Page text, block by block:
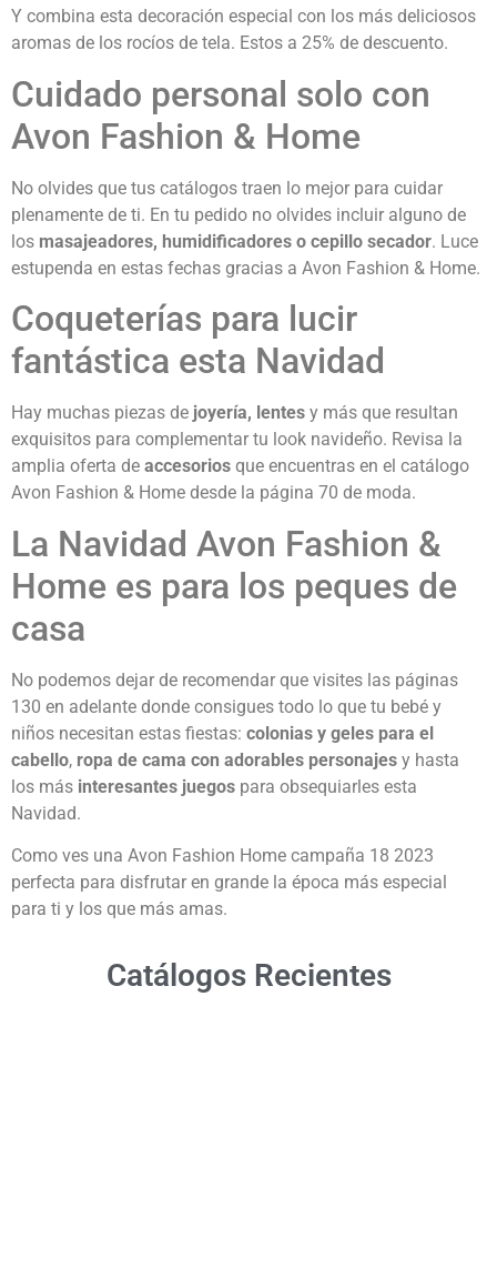
Y combina esta decoración especial con los más deliciosos
aromas de los rocíos de tela. Estos a 25% de descuento.
Cuidado personal solo con
Avon Fashion & Home
No olvides que tus catálogos traen lo mejor para cuidar
plenamente de ti. En tu pedido no olvides incluir alguno de
los masajeadores, humidificadores o cepillo secador. Luce
estupenda en estas fechas gracias a Avon Fashion & Home.
Coqueterías para lucir
fantástica esta Navidad
Hay muchas piezas de joyería, lentes y más que resultan
exquisitos para complementar tu look navideño. Revisa la
amplia oferta de accesorios que encuentras en el catálogo
Avon Fashion & Home desde la página 70 de moda.
La Navidad Avon Fashion &
Home es para los peques de
casa
No podemos dejar de recomendar que visites las páginas
130 en adelante donde consigues todo lo que tu bebé y
niños necesitan estas fiestas: colonias y geles para el
cabello, ropa de cama con adorables personajes y hasta
los más interesantes juegos para obsequiarles esta
Navidad.
Como ves una Avon Fashion Home campaña 18 2023
perfecta para disfrutar en grande la época más especial
para ti y los que más amas.
Catálogos Recientes